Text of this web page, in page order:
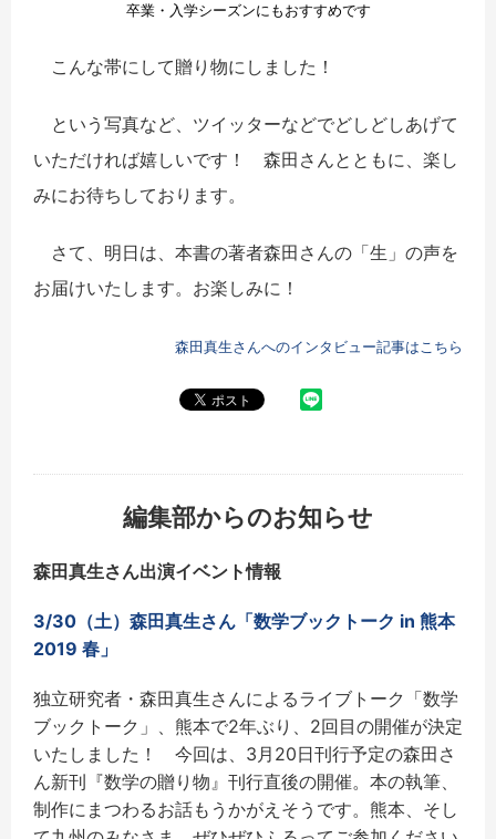
卒業・入学シーズンにもおすすめです
こんな帯にして贈り物にしました！
という写真など、ツイッターなどでどしどしあげて
いただければ嬉しいです！ 森田さんとともに、楽し
みにお待ちしております。
さて、明日は、本書の著者森田さんの「生」の声を
お届けいたします。お楽しみに！
森田真生さんへのインタビュー記事はこちら
編集部からのお知らせ
森田真生さん出演イベント情報
3/30（土）森田真生さん「数学ブックトーク in 熊本
2019 春」
独立研究者・森田真生さんによるライブトーク「数学
ブックトーク」、熊本で2年ぶり、2回目の開催が決定
いたしました！ 今回は、3月20日刊行予定の森田さ
ん新刊『数学の贈り物』刊行直後の開催。本の執筆、
制作にまつわるお話もうかがえそうです。熊本、そし